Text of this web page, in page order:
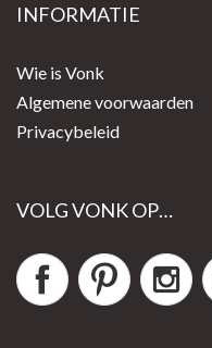
INFORMATIE
Wie is Vonk
Algemene voorwaarden
Privacybeleid
VOLG VONK OP…